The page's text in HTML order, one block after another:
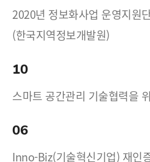
2020년 정보화사업 운영지원
(한국지역정보개발원)
10
스마트 공간관리 기술협력을
06
Inno-Biz(기술혁신기업) 재인